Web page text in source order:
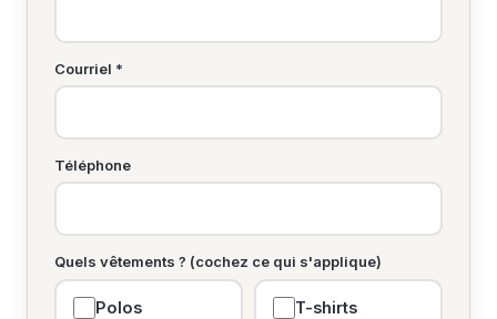
Courriel *
Téléphone
Quels vêtements ? (cochez ce qui s'applique)
Polos T-shirts